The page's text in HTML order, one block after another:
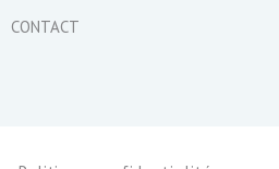
CONTACT